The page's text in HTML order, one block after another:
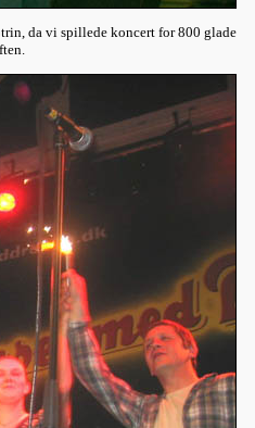
da vi spillede koncert for 800 glade